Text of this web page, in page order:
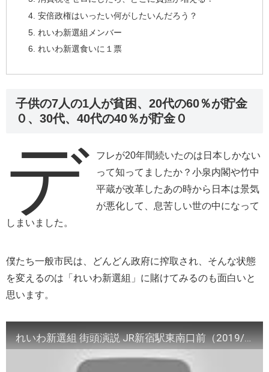
安倍政権はいったい何がしたいんだろう？
れいわ新選組メンバー
れいわ新選食いに１票
子供の7人の1人が貧困、20代の60％が貯金
０、30代、40代の40％が貯金０
デ
フレが20年間続いたのは日本しかない
って知ってましたか？小泉内閣や竹中
平蔵が改革したあの時から日本は景気
が悪化して、息苦しい世の中になって
しまいました。
僕たち一般市民は、どんどん政府に搾取され、そんな状態
を変えるのは「れいわ新選組」に賭けてみるのも面白いと
思います。
れいわ新選組 街頭演説 JR新宿駅東南口前（2019/07/06 13:00～）